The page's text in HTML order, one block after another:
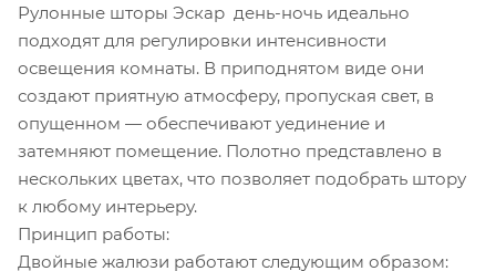
Рулонные шторы Эскар день-ночь идеально
подходят для регулировки интенсивности
освещения комнаты. В приподнятом виде они
создают приятную атмосферу, пропуская свет, в
опущенном — обеспечивают уединение и
затемняют помещение. Полотно представлено в
нескольких цветах, что позволяет подобрать штору
к любому интерьеру.
Принцип работы:
Двойные жалюзи работают следующим образом: